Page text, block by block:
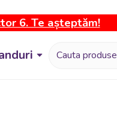
6. Te așteptăm!